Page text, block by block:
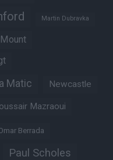
Martin Dubravka
Matic Newcastle
Mazraoui
Berrada
Paul Scholes